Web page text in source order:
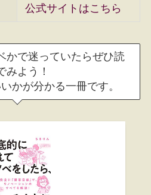
公式サイトはこちら
かで迷っていたらぜひ読
みよう！
かが分かる一冊です。